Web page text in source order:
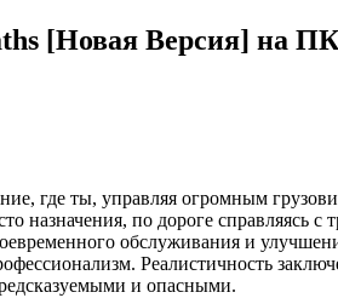
[Новая Версия] на
где ты, управляя огромным
назначения, по дороге справляясь
обслуживания и
Реалистичность
и опасными.